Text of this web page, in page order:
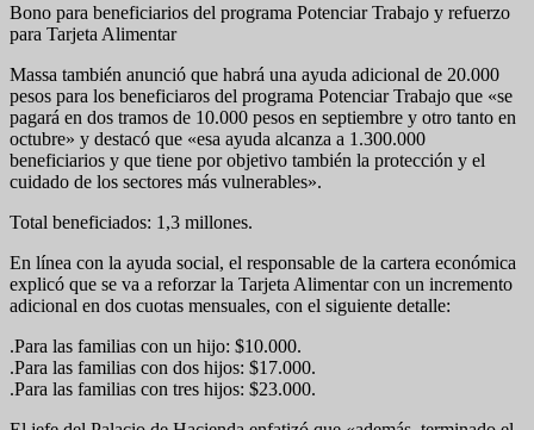
Bono para beneficiarios del programa Potenciar Trabajo y refuerzo
para Tarjeta Alimentar
Massa también anunció que habrá una ayuda adicional de 20.000
pesos para los beneficiaros del programa Potenciar Trabajo que «se
pagará en dos tramos de 10.000 pesos en septiembre y otro tanto en
octubre» y destacó que «esa ayuda alcanza a 1.300.000
beneficiarios y que tiene por objetivo también la protección y el
cuidado de los sectores más vulnerables».
Total beneficiados: 1,3 millones.
En línea con la ayuda social, el responsable de la cartera económica
explicó que se va a reforzar la Tarjeta Alimentar con un incremento
adicional en dos cuotas mensuales, con el siguiente detalle:
.Para las familias con un hijo: $10.000.
.Para las familias con dos hijos: $17.000.
.Para las familias con tres hijos: $23.000.